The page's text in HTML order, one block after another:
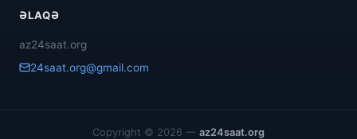
ƏLAQƏ
az24saat.org
24saat.org@gmail.com
Copyright © 2026 — az24saat.org